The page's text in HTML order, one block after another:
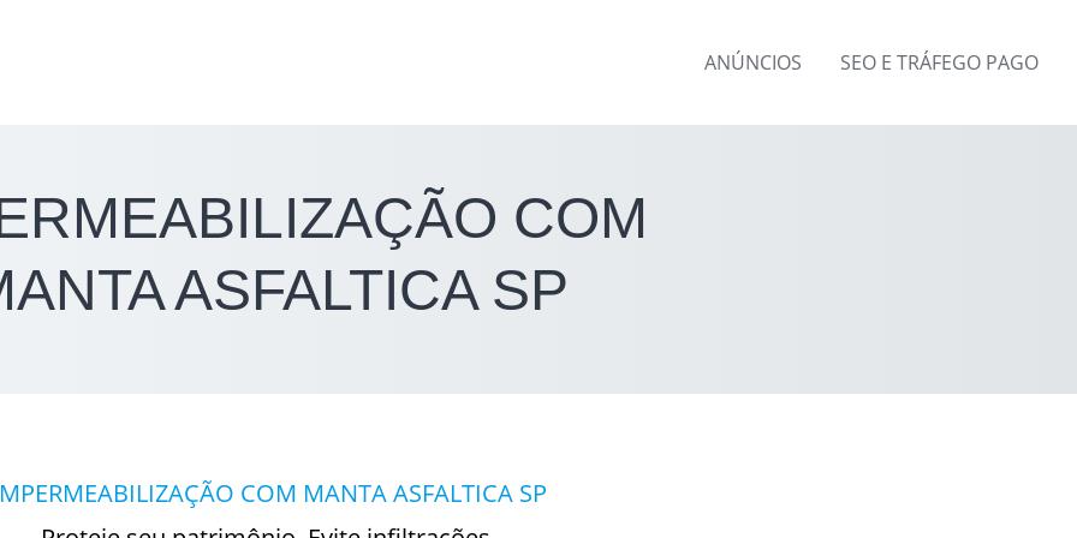
ANÚNCIOS SEO E TRÁFEGO PAGO
COM
ASFALTICA SP
COM MANTA ASFALTICA SP